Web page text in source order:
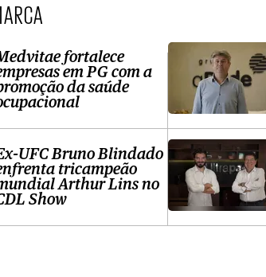
fortalece
em PG com a
da saúde
UFC Bruno Blindado
tricampeão
Arthur Lins no
Show